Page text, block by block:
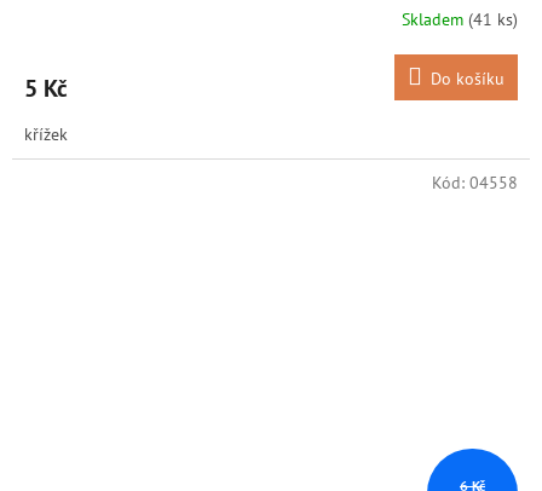
Skladem (41 ks)
5 Kč Do košíku
křížek
6 Kč
Kód: 04558